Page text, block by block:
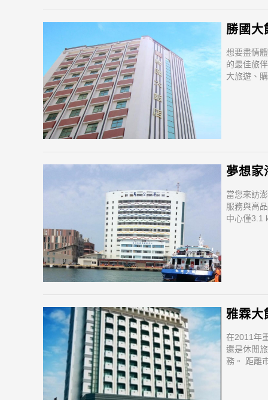
勝國
想要盡情
的最佳旅
大旅遊、
夢想
當您來訪
服務與高
中心僅3.1
雅霖
在2011年
還是休閒
務。 距離